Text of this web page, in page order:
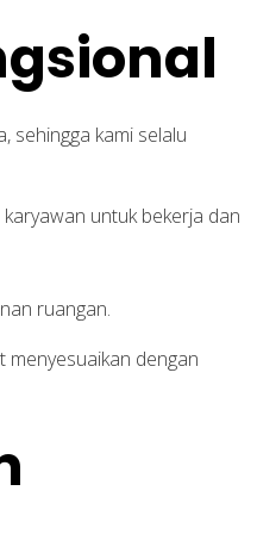
sehingga kami selalu
untuk bekerja dan
ruangan.
menyesuaikan dengan